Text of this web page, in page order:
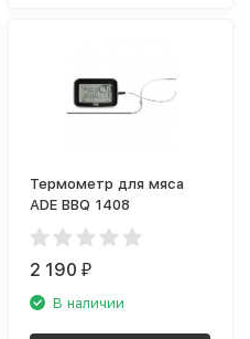
Термометр для мяса
ADE BBQ 1408
2 190₽
В наличии